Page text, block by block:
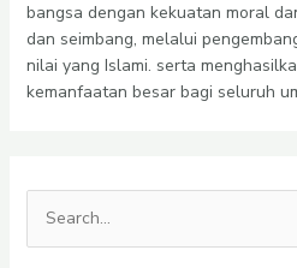
bangsa dengan kekuatan moral
dan seimbang, melalui
nilai yang Islami. serta
kemanfaatan besar bagi seluruh
a